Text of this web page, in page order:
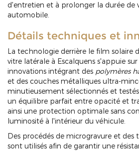
d'entretien et à prolonger la durée de
automobile.
Détails techniques et
La technologie derrière le film solaire
vitre latérale à Escalquens s'appuie
innovations intégrant des polymères
et des couches métalliques ultra-
minutieusement sélectionnés et
un équilibre parfait entre opacité et
ainsi une protection optimale sans
luminosité à l'intérieur du véhicule.
Des procédés de microgravure et
sont utilisés afin de garantir une